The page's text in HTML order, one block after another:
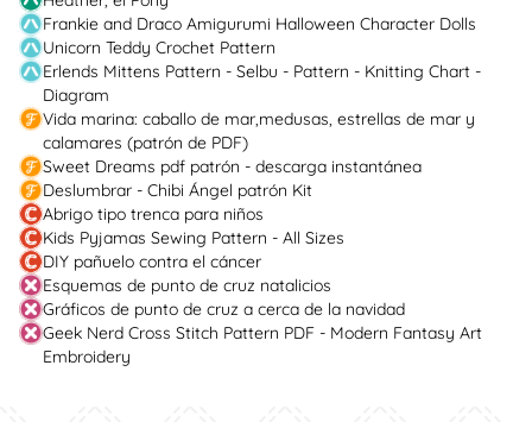
Frankie and Draco Amigurumi Halloween Character Dolls
Unicorn Teddy Crochet Pattern
Erlends Mittens Pattern - Selbu - Pattern - Knitting Chart -
Diagram
Vida marina: caballo de mar,medusas, estrellas de mar y
calamares (patrón de PDF)
Sweet Dreams pdf patrón - descarga instantánea
Deslumbrar - Chibi Ángel patrón Kit
Abrigo tipo trenca para niños
Kids Pyjamas Sewing Pattern - All Sizes
DIY pañuelo contra el cáncer
Esquemas de punto de cruz natalicios
Gráficos de punto de cruz a cerca de la navidad
Geek Nerd Cross Stitch Pattern PDF - Modern Fantasy Art
Embroidery